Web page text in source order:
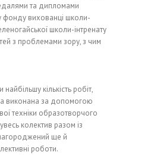
та дипломами
фонду вихованці школи-
школи-інтренату
з проблемами зору, з чим
кількість робіт,
виконана за допомогою
техніки образотворчого
колектив разом із
ще й
роботи.